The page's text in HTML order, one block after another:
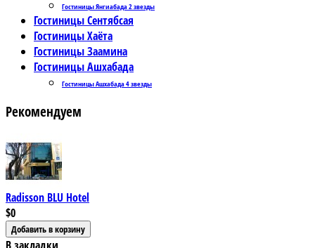
Гостиницы Янгиабада 2 звезды
Гостиницы Сентябсая
Гостиницы Хаёта
Гостиницы Заамина
Гостиницы Ашхабада
Гостиницы Ашхабада 4 звезды
Рекомендуем
Radisson BLU Hotel
$0